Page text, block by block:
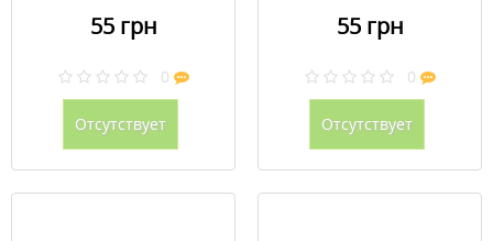
55 грн
0
Отсутствует
55 грн
0
Отсутствует